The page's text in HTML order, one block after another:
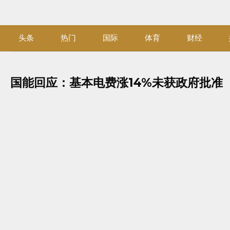
头条
热门 国际 体育 财经
国能回应：基本电费涨14%未获政府批准